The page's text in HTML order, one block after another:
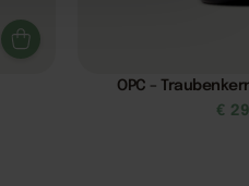
OPC –
€